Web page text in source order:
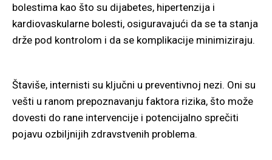
bolestima kao što su dijabetes, hipertenzija i
kardiovaskularne bolesti, osiguravajući da se ta stanja
drže pod kontrolom i da se komplikacije minimiziraju.
Štaviše, internisti su ključni u preventivnoj nezi. Oni su
vešti u ranom prepoznavanju faktora rizika, što može
dovesti do rane intervencije i potencijalno sprečiti
pojavu ozbiljnijih zdravstvenih problema.